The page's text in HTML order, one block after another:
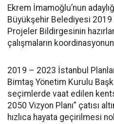
Ekrem İmamoğlu’nun
Büyükşehir Belediyesi
Projeler Bildirgesinin
çalışmaların
2019 – 2023 İstanbul
Bimtaş Yönetim Kurulu
seçimlerde vaat edilen
2050 Vizyon Planı” çatısı
hızlıca hayata geçirilmesi